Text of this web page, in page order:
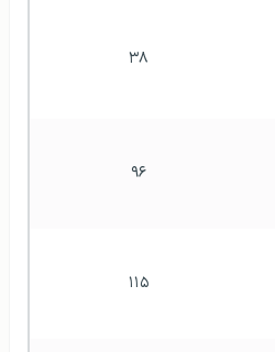
۳۸
۹۶
۱۱۵